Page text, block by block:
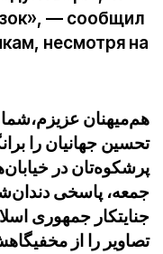
— сообщил
несмотря на
هم‌میهنان
تحسین جهانیان را
پرشکوه‌تان در
جمعه، پاسخی
جنایتکار جمهوری
تصاویر را از